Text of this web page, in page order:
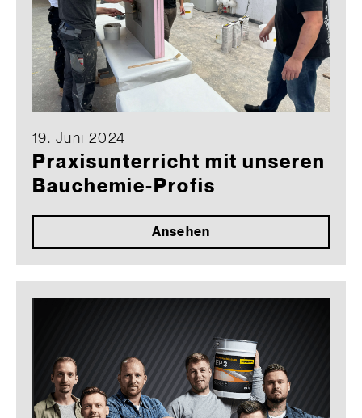
19. Juni 2024
Praxisunterricht mit unseren
Bauchemie-Profis
Ansehen